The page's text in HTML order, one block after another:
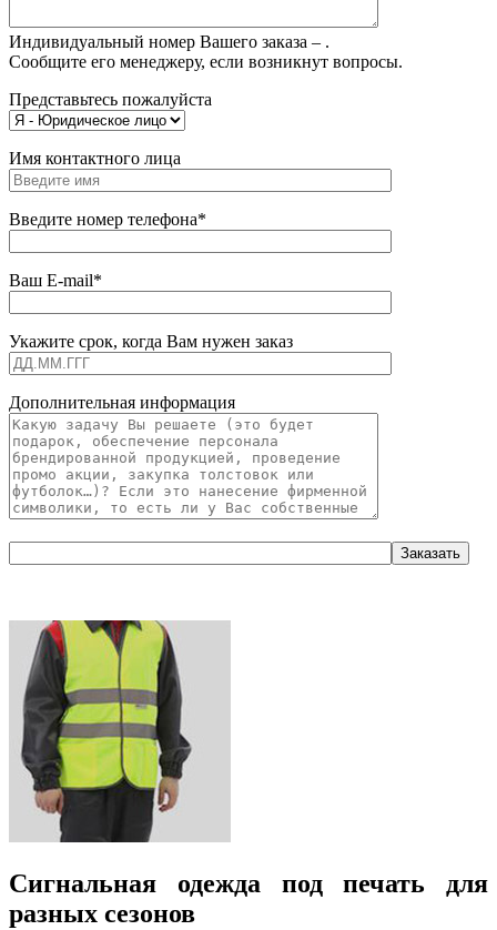
Индивидуальный номер Вашего заказа – .
Сообщите его менеджеру, если возникнут вопросы.
Представьтесь пожалуйста
Имя контактного лица
Введите номер телефона*
Ваш E-mail*
Укажите срок, когда Вам нужен заказ
Дополнительная информация
Сигнальная одежда под печать для
разных сезонов